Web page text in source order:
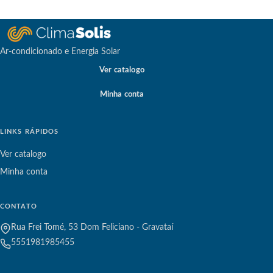
Ar-condicionado e Energia Solar
Ver catalogo
Minha conta
LINKS RÁPIDOS
Ver catalogo
Minha conta
CONTATO
Rua Frei Tomé, 53 Dom Feliciano - Gravataí
5551981985455